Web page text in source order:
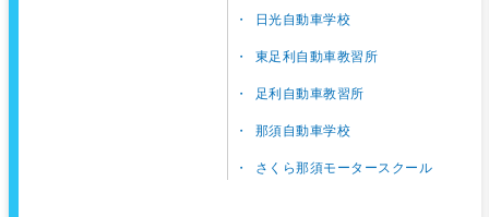
日光自動車学校
東足利自動車教習所
足利自動車教習所
那須自動車学校
さくら那須モータースクール